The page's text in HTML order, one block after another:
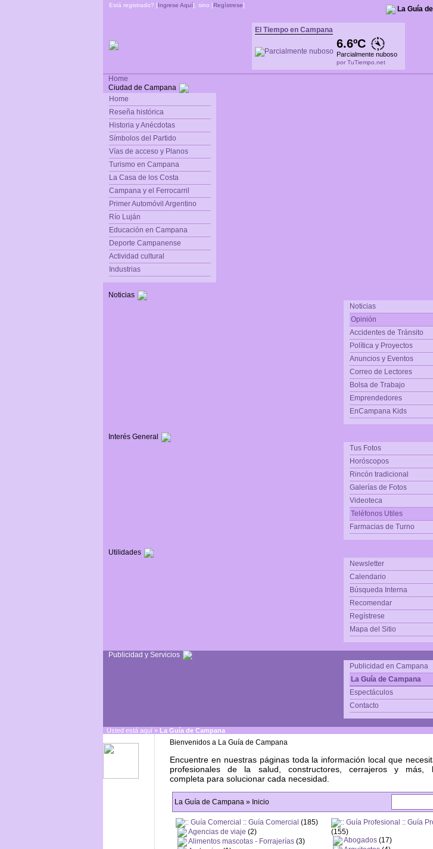
Está registrado? [Ingrese Aquí], sino [Regístrese] La Guía
El Tiempo en Campana
6.6ºC
Parcialmente nuboso
por TuTiempo.net
Home
Ciudad de Campana
Home
Reseña histórica
Historia y Anécdotas
Símbolos del Partido
Vías de acceso y Planos
Turismo en Campana
La Casa de los Costa
Campana y el Ferrocarril
Primer Automóvil Argentino
Río Luján
Educación en Campana
Deporte Campanense
Actividad cultural
Industrias
Noticias
Noticias
Opinión
Accidentes de Tránsito
Política y Proyectos
Anuncios y Eventos
Correo de Lectores
Bolsa de Trabajo
Emprendedores
EnCampana Kids
Interés General
Tus Fotos
Horóscopos
Rincón tradicional
Galerías de Fotos
Videoteca
Teléfonos Utiles
Farmacias de Turno
Utilidades
Newsletter
Calendario
Búsqueda Interna
Recomendar
Regístrese
Mapa del Sitio
Publicidad y Servicios
Publicidad en Campana
La Guía de Campana
Espectáculos
Contacto
Usted está aquí » La Guía de Campana
Bienvenidos a La Guía de Campana
Encuentre en nuestras páginas toda la información local que
profesionales de la salud, constructores, cerrajeros y
completa para solucionar cada necesidad.
La Guía de Campana » Inicio
Guía Comercial (185)
Agencias de viaje (2)
Alimentos mascotas - Forrajerías (3)
Guía
(155)
Abogados (17)